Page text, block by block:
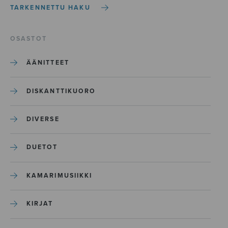
TARKENNETTU HAKU
OSASTOT
ÄÄNITTEET
DISKANTTIKUORO
DIVERSE
DUETOT
KAMARIMUSIIKKI
KIRJAT